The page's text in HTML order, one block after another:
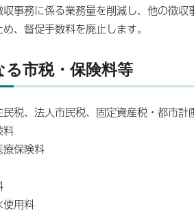
事務に係る業務量を削減し、他の徴
、督促手数料を廃止します。
る市税・保険料等
税、法人市民税、固定資産税・都市計
料
保険料
使用料